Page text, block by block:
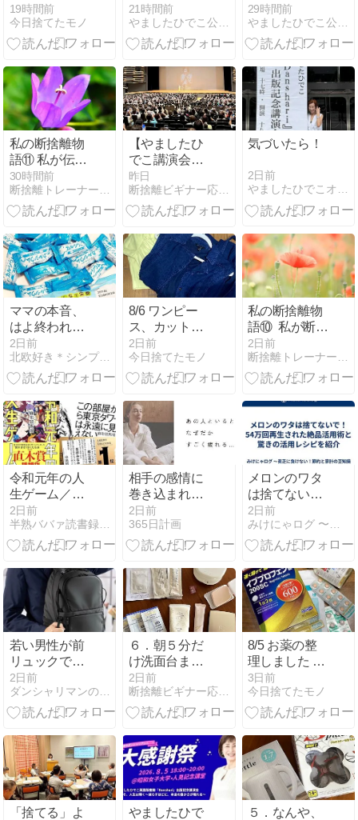
のDM 共済で
いいです。
19時間前
今日捨てたモノ
一掃してエネ
ルギーの循環
を起こしたら
る！
21時間前
やましたひでこ公認断捨離トレーナーたかはしよしこ
大感謝祭、大
盛況！
29時間前
やましたひでこ公認断捨離トレーナーたかはしよしこ
私の断捨離物
語⑪ 私が伝え
たかったの
は、片づけで
はありません
30時間前
断捨離トレーナー丸山ゆり 引き算のファンタジィ断捨離
【やましたひ
でこ講演会】
さあ、動こ
う！と思った
夜
昨日
断捨離ビギナー応援団＊小林ふみこのブログ
気づいたら！
2日前
やましたひでこオフィシャルブログ 断捨離
ママの本音、
はよ終われ夏
休み！の機能
性オヤツ
2日前
北欧好き＊シンプルライフ
8/6 ワンピー
ス、カットソ
ー＆ベスト
ZOZOで買い
物して、買い
いました。
2日前
今日捨てたモノ
私の断捨離物
語⑩ 私が断捨
離トレーナー
を目指した理
由
2日前
断捨離トレーナー丸山ゆり 引き算のファンタジィ断捨離
令和元年の人
生ゲーム／麻
布競馬場：高
学歴な若者の
リアルと虚無
2日前
半熟ババァ読書録 -本と勉強と時々映画-
相手の感情に
巻き込まれな
いために｜人
を振り回す人
に共通する7
2日前
365日計画
メロンのワタ
は捨てない
で！54万回再
生された絶品
活用術と驚き
を紹介
2日前
みけにゃログ 〜節約・家計と貯蓄のマメ知識〜
若い男性が前
リュックで歩
いていた その
理由は
2日前
ダンシャリマンのひとり言 断捨離トレーナー はんだ かずひろ
６．朝５分だ
け洗面台まわ
り（断捨離ひ
とまわり）
2日前
断捨離ビギナー応援団＊小林ふみこのブログ
8/5 お薬の整
理しました 持
参薬の整理、
配置薬も、で
す
3日前
今日捨てたモノ
「捨てる」よ
やましたひで
５．なんや、